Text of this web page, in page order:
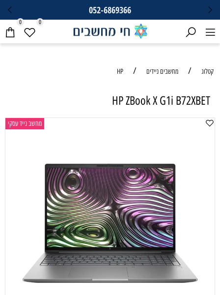
052-6869366
0 0
קטלוג / מחשבים ניידים /
HP
HP ZBook X G1i B72XBET
מחשב נייד עסקי